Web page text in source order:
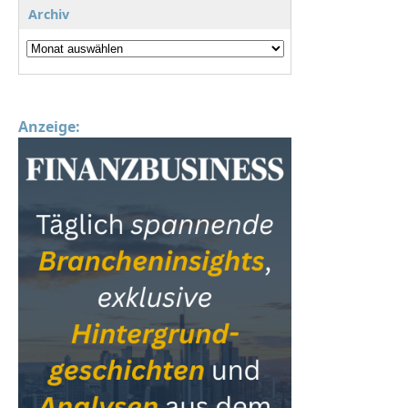
Archiv
Anzeige: